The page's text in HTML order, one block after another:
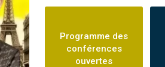
Programme des
conférences
ouvertes